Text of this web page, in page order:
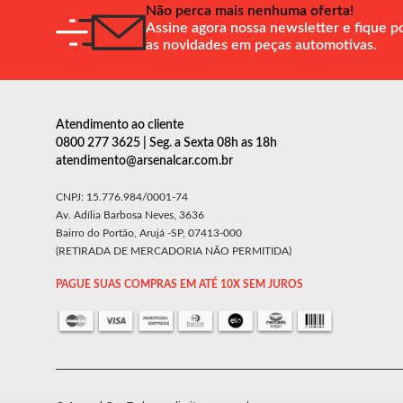
Não perca mais nenhuma oferta!
Assine agora nossa newsletter e fique
as novidades em peças automotivas.
Atendimento ao cliente
0800 277 3625 | Seg. a Sexta 08h as 18h
atendimento@arsenalcar.com.br
CNPJ: 15.776.984/0001-74
Av. Adília Barbosa Neves, 3636
Bairro do Portão, Arujá -SP, 07413-000
(RETIRADA DE MERCADORIA NÃO PERMITIDA)
PAGUE SUAS COMPRAS EM ATÉ 10X SEM JUROS